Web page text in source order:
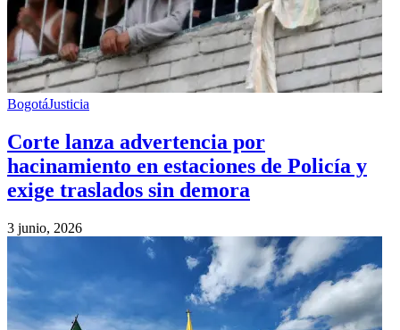
BogotáJusticia
Corte lanza advertencia por
hacinamiento en estaciones de Policía y
exige traslados sin demora
3 junio, 2026